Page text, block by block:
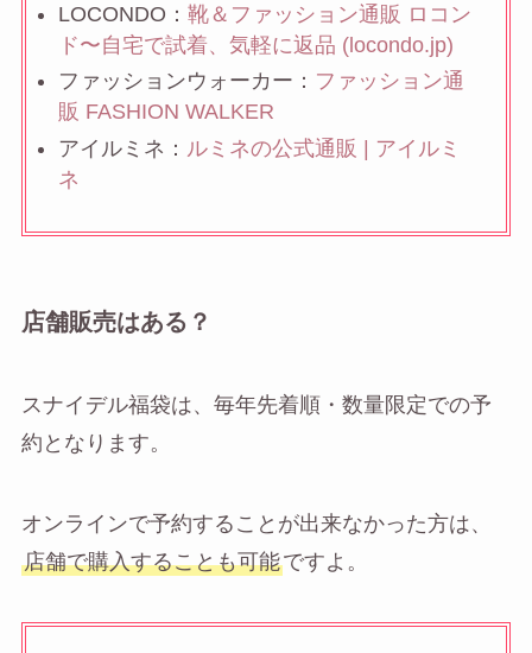
LOCONDO： 靴＆ファッション通販 ロコン
ド〜自宅で試着、気軽に返品 (locondo.jp)
ファッションウォーカー： ファッション通
販 FASHION WALKER
アイルミネ： ルミネの公式通販 | アイルミ
ネ
店舗販売はある？
スナイデル福袋は、毎年先着順・数量限定での予
約となります。
オンラインで予約することが出来なかった方は、
店舗で購入することも可能ですよ。